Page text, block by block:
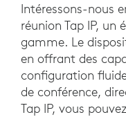
Intéressons-nous
réunion Tap IP, un
gamme. Le
en offrant des
configuration
de conférence,
Tap IP, vous